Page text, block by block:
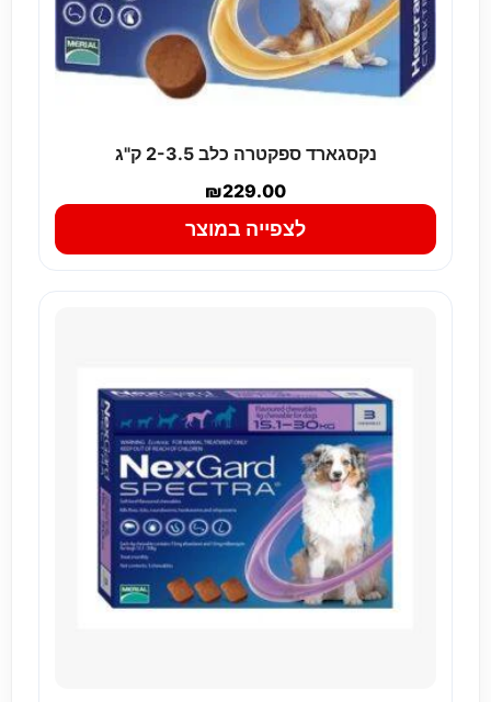
נקסגארד ספקטרה כלב 2-3.5 ק"ג
₪229.00
לצפייה במוצר